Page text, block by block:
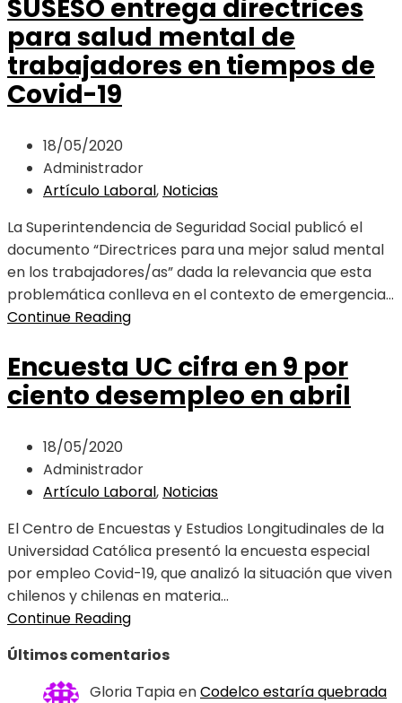
SUSESO entrega directrices
para salud mental de
trabajadores en tiempos de
Covid-19
18/05/2020
Administrador
Artículo Laboral, Noticias
La Superintendencia de Seguridad Social publicó el
documento “Directrices para una mejor salud mental
en los trabajadores/as” dada la relevancia que esta
problemática conlleva en el contexto de emergencia...
Continue Reading
Encuesta UC cifra en 9 por
ciento desempleo en abril
18/05/2020
Administrador
Artículo Laboral, Noticias
El Centro de Encuestas y Estudios Longitudinales de la
Universidad Católica presentó la encuesta especial
por empleo Covid-19, que analizó la situación que viven
chilenos y chilenas en materia...
Continue Reading
Últimos comentarios
Gloria TapiaenCodelco estaría quebrada